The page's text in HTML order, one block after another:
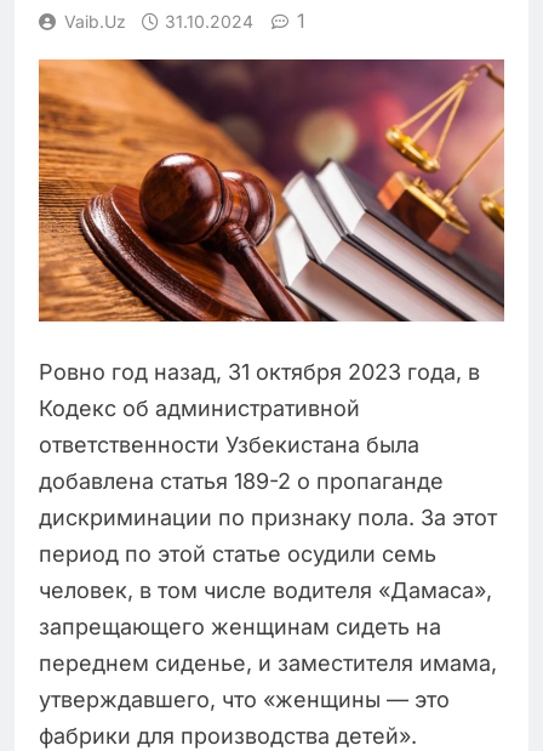
Vaib.uz 31.10.2024 1
Ровно год назад, 31 октября 2023 года, в
Кодекс об административной
ответственности Узбекистана была
добавлена статья 189-2 о пропаганде
дискриминации по признаку пола. За этот
период по этой статье осудили семь
человек, в том числе водителя «Дамаса»,
запрещающего женщинам сидеть на
переднем сиденье, и заместителя имама,
утверждавшего, что «женщины — это
фабрики для производства детей».